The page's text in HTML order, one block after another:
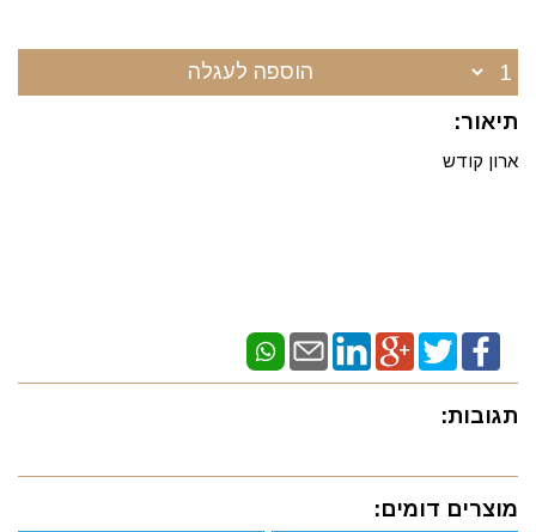
הוספה לעגלה
תיאור:
ארון קודש
תגובות:
מוצרים דומים: